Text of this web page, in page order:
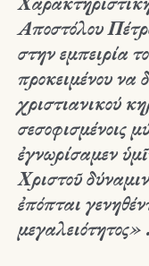
Αποστόλου
στην εμπειρία
προκειμένου να
χριστιανικού
σεσοφισμένοις
ἐγνωρίσαμεν
Χριστοῦ
ἐπόπται
μεγαλειότητος» .